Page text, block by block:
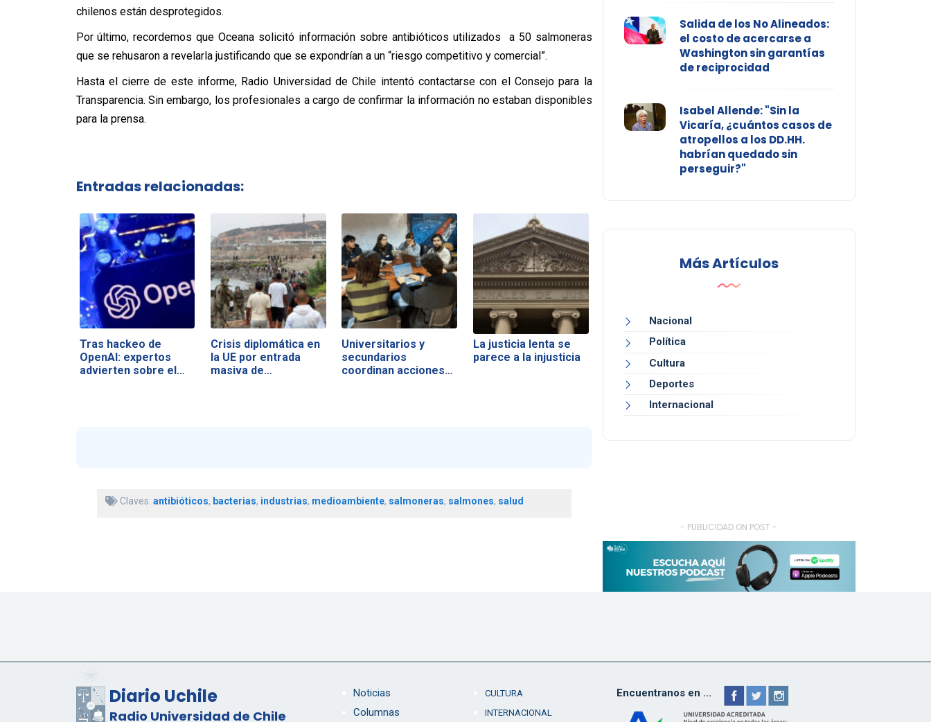
chilenos están desprotegidos.
Por último, recordemos que Oceana solicitó información sobre antibióticos utilizados a 50 salmoneras
que se rehusaron a revelarla justificando que se expondrían a un “riesgo competitivo y comercial”.
Hasta el cierre de este informe, Radio Universidad de Chile intentó contactarse con el Consejo para la
Transparencia. Sin embargo, los profesionales a cargo de confirmar la información no estaban disponibles
para la prensa.
Entradas relacionadas:
Tras hackeo de
OpenAI: expertos
advierten sobre el…
Crisis diplomática en
la UE por entrada
masiva de…
Universitarios y
secundarios
coordinan acciones…
La justicia lenta se
parece a la injusticia
Claves: antibióticos, bacterias, industrias, medioambiente, salmoneras, salmones, salud
Salida de los No Alineados:
el costo de acercarse a
Washington sin garantías
de reciprocidad
Isabel Allende: "Sin la
Vicaría, ¿cuántos casos de
atropellos a los DD.HH.
habrían quedado sin
perseguir?"
Más Artículos
Nacional
Política
Cultura
Deportes
Internacional
- PUBLICIDAD ON POST -
Diario Uchile
Radio Universidad de Chile
Noticias
Columnas
CULTURA
INTERNACIONAL
Encuentranos en ...